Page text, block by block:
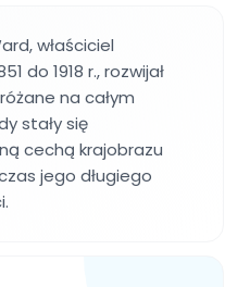
właściciel
do 1918 r., rozwijał
na całym
stały się
cechą krajobrazu
jego długiego